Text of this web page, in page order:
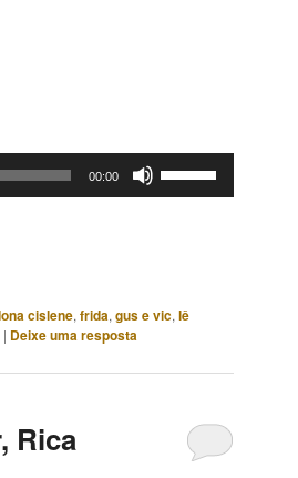
00:00
para
para
diminuir
cislene, frida, gus e vic, lê
| Deixe uma resposta
Rica